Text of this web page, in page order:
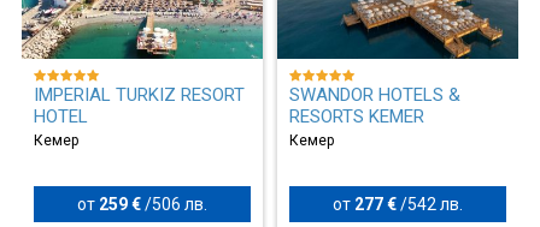
IMPERIAL TURKIZ RESORT
HOTEL
Кемер
от 259 € / 506 лв.
SWANDOR HOTELS &
RESORTS KEMER
Кемер
от 277 €/ 542 лв.